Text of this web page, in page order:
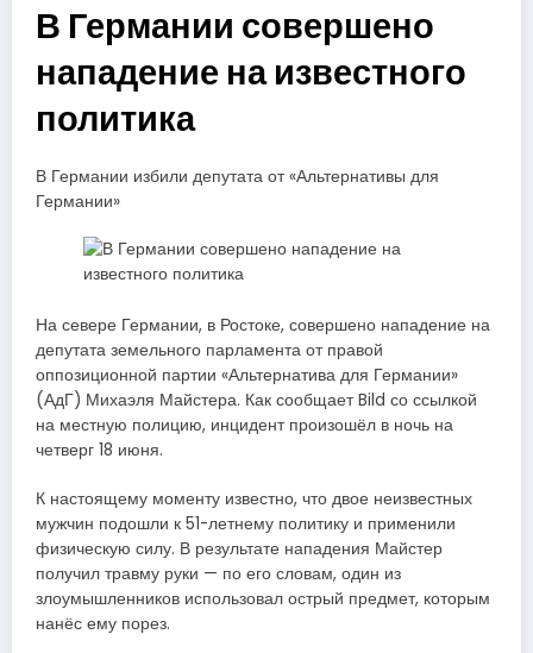
В Германии совершено
нападение на известного
политика
В Германии избили депутата от «Альтернативы для
Германии»
На севере Германии, в Ростоке, совершено нападение на
депутата земельного парламента от правой
оппозиционной партии «Альтернатива для Германии»
(АдГ) Михаэля Майстера. Как сообщает Bild со ссылкой
на местную полицию, инцидент произошёл в ночь на
четверг 18 июня.
К настоящему моменту известно, что двое неизвестных
мужчин подошли к 51-летнему политику и применили
физическую силу. В результате нападения Майстер
получил травму руки — по его словам, один из
злоумышленников использовал острый предмет, которым
нанёс ему порез.